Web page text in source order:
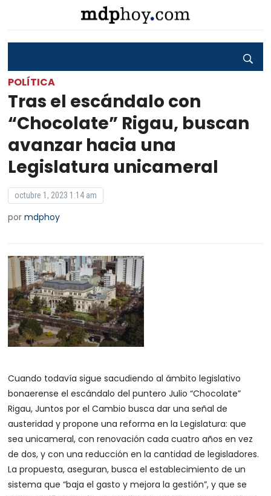
POLÍTICA
Tras el escándalo con
“Chocolate” Rigau, buscan
avanzar hacia una
Legislatura unicameral
octubre 1, 2023 1:14 am
pormdphoy
Cuando todavía sigue sacudiendo al ámbito legislativo
bonaerense el escándalo del puntero Julio “Chocolate”
Rigau, Juntos por el Cambio busca dar una señal de
austeridad y propone una reforma en la Legislatura: que
sea unicameral, con renovación cada cuatro años en vez
de dos, y con una reducción en la cantidad de legisladores.
La propuesta, aseguran, busca el establecimiento de un
sistema que “baja el gasto y mejora la gestión”, y que se